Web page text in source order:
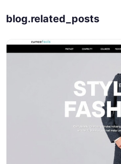
blog.related_posts